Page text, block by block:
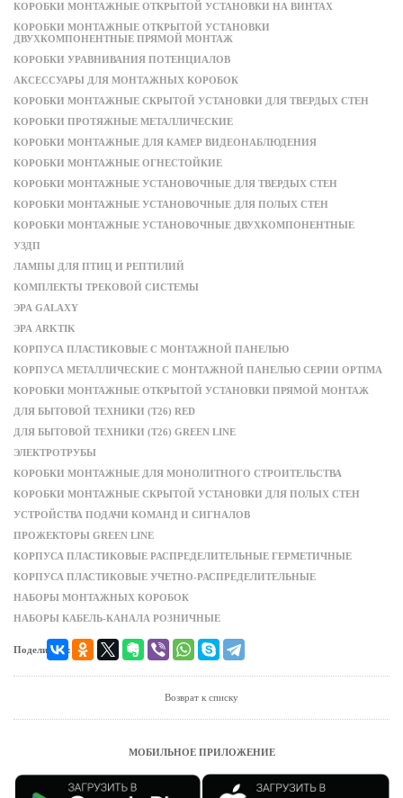
КОРОБКИ МОНТАЖНЫЕ ОТКРЫТОЙ УСТАНОВКИ НА ВИНТАХ
КОРОБКИ МОНТАЖНЫЕ ОТКРЫТОЙ УСТАНОВКИ
ДВУХКОМПОНЕНТНЫЕ ПРЯМОЙ МОНТАЖ
КОРОБКИ УРАВНИВАНИЯ ПОТЕНЦИАЛОВ
АКСЕССУАРЫ ДЛЯ МОНТАЖНЫХ КОРОБОК
КОРОБКИ МОНТАЖНЫЕ СКРЫТОЙ УСТАНОВКИ ДЛЯ ТВЕРДЫХ СТЕН
КОРОБКИ ПРОТЯЖНЫЕ МЕТАЛЛИЧЕСКИЕ
КОРОБКИ МОНТАЖНЫЕ ДЛЯ КАМЕР ВИДЕОНАБЛЮДЕНИЯ
КОРОБКИ МОНТАЖНЫЕ ОГНЕСТОЙКИЕ
КОРОБКИ МОНТАЖНЫЕ УСТАНОВОЧНЫЕ ДЛЯ ТВЕРДЫХ СТЕН
КОРОБКИ МОНТАЖНЫЕ УСТАНОВОЧНЫЕ ДЛЯ ПОЛЫХ СТЕН
КОРОБКИ МОНТАЖНЫЕ УСТАНОВОЧНЫЕ ДВУХКОМПОНЕНТНЫЕ
УЗДП
ЛАМПЫ ДЛЯ ПТИЦ И РЕПТИЛИЙ
КОМПЛЕКТЫ ТРЕКОВОЙ СИСТЕМЫ
ЭРА GALAXY
ЭРА ARKTIK
КОРПУСА ПЛАСТИКОВЫЕ С МОНТАЖНОЙ ПАНЕЛЬЮ
КОРПУСА МЕТАЛЛИЧЕСКИЕ С МОНТАЖНОЙ ПАНЕЛЬЮ СЕРИИ OPTIMA
КОРОБКИ МОНТАЖНЫЕ ОТКРЫТОЙ УСТАНОВКИ ПРЯМОЙ МОНТАЖ
ДЛЯ БЫТОВОЙ ТЕХНИКИ (Т26) RED
ДЛЯ БЫТОВОЙ ТЕХНИКИ (Т26) GREEN LINE
ЭЛЕКТРОТРУБЫ
КОРОБКИ МОНТАЖНЫЕ ДЛЯ МОНОЛИТНОГО СТРОИТЕЛЬСТВА
КОРОБКИ МОНТАЖНЫЕ СКРЫТОЙ УСТАНОВКИ ДЛЯ ПОЛЫХ СТЕН
УСТРОЙСТВА ПОДАЧИ КОМАНД И СИГНАЛОВ
ПРОЖЕКТОРЫ GREEN LINE
КОРПУСА ПЛАСТИКОВЫЕ РАСПРЕДЕЛИТЕЛЬНЫЕ ГЕРМЕТИЧНЫЕ
КОРПУСА ПЛАСТИКОВЫЕ УЧЕТНО-РАСПРЕДЕЛИТЕЛЬНЫЕ
НАБОРЫ МОНТАЖНЫХ КОРОБОК
НАБОРЫ КАБЕЛЬ-КАНАЛА РОЗНИЧНЫЕ
Поделиться:
Возврат к списку
МОБИЛЬНОЕ ПРИЛОЖЕНИЕ